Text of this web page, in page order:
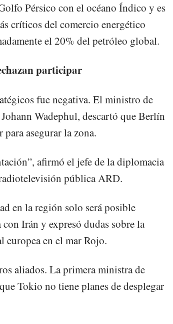
Pérsico con el océano Índico y es
críticos del comercio energético
el 20% del petróleo global.
participar
fue negativa. El ministro de
Wadephul, descartó que Berlín
asegurar la zona.
afirmó el jefe de la diplomacia
pública ARD.
en la región solo será posible
Irán y expresó dudas sobre la
europea en el mar Rojo.
aliados. La primera ministra de
Tokio no tiene planes de desplegar